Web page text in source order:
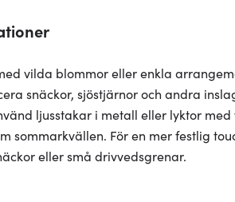
vilda blommor eller enkla
snäckor, sjöstjärnor och andra
ljusstakar i metall eller lyktor
sommarkvällen. För en mer festlig
eller små drivvedsgrenar.